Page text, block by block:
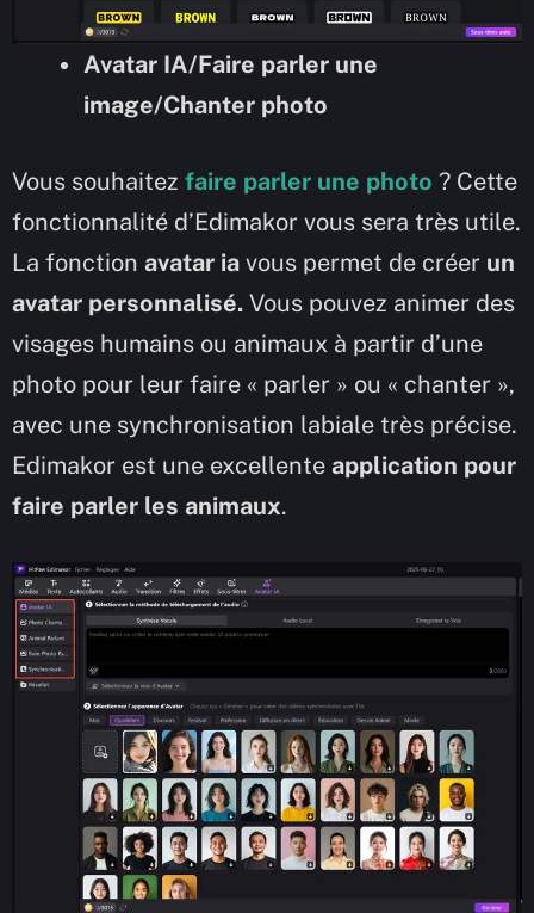
Avatar IA/Faire parler une
image/Chanter photo
Vous souhaitez faire parler une photo ? Cette
fonctionnalité d’Edimakor vous sera très utile.
La fonction avatar ia vous permet de créer un
avatar personnalisé. Vous pouvez animer des
visages humains ou animaux à partir d’une
photo pour leur faire « parler » ou « chanter »,
avec une synchronisation labiale très précise.
Edimakor est une excellente application pour
faire parler les animaux.